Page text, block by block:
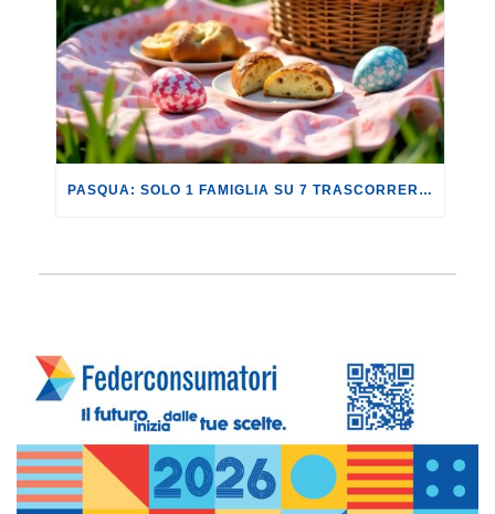
PASQUA: SOLO 1 FAMIGLIA SU 7 TRASCORRERÀ QUESTA FESTIVITÀ LONTANO DA CASA.